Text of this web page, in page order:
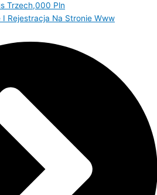
Trzech,000 Pln
I Rejestracja Na Stronie Www